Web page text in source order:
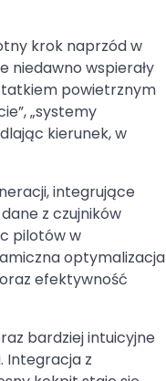
krok naprzód w
niedawno wspierały
powietrznym
„systemy
kierunek, w
integrujące
z czujników
pilotów w
optymalizacja
efektywność
bardziej intuicyjne
Integracja z